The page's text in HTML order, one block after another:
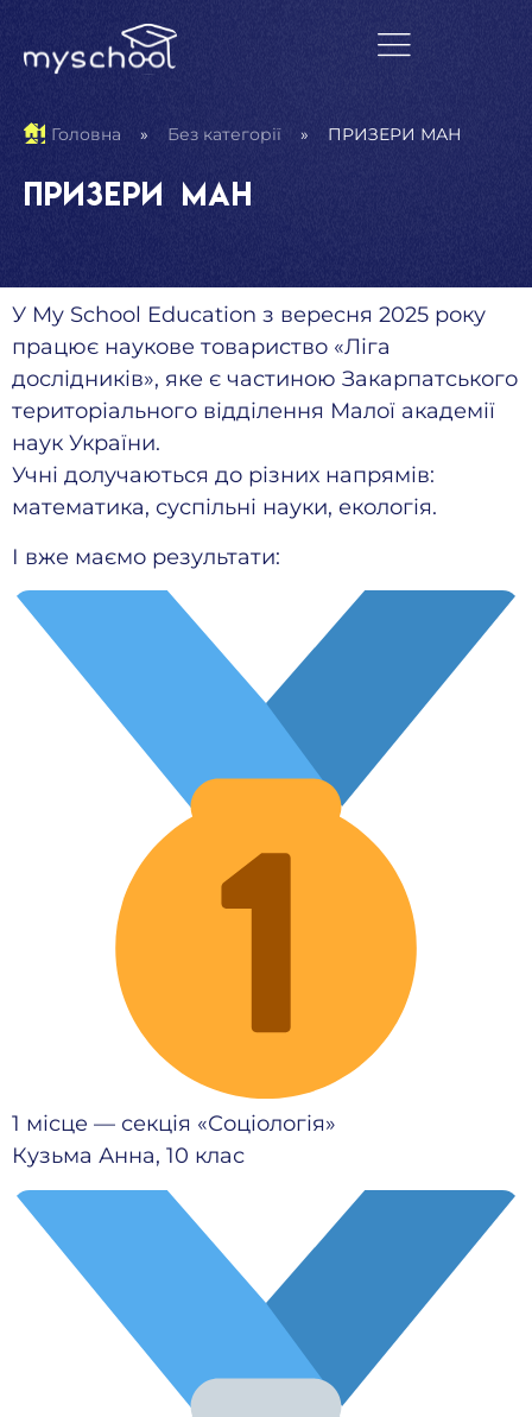
Головна » Без категорії » ПРИЗЕРИ МАН
ПРИЗЕРИ МАН
У My School Education з вересня 2025 року
працює наукове товариство «Ліга
дослідників», яке є частиною Закарпатського
територіального відділення Малої академії
наук України.
Учні долучаються до різних напрямів:
математика, суспільні науки, екологія.
І вже маємо результати:
1 місце — секція «Соціологія»
Кузьма Анна, 10 клас